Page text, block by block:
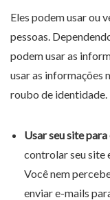
Eles podem usar ou
pessoas.
podem usar as
usar as informações
roubo de identidade.
Usar seu site
controlar seu site
Você nem
enviar e-mails